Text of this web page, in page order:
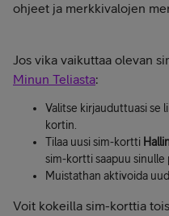
ohjeet ja merkkivalojen
Jos vika vaikuttaa olevan
Minun Teliasta:
Valitse kirjauduttuasi se
kortin.
Tilaa uusi sim-kortti
sim-kortti saapuu sinulle
Muistathan aktivoida
Voit kokeilla sim-korttia